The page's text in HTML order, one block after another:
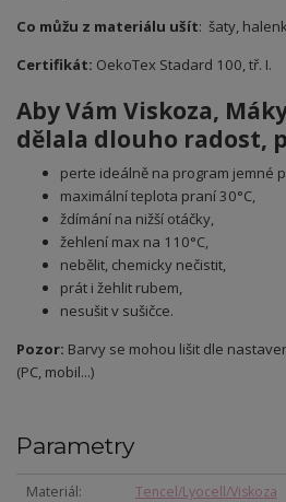
Co můžu z materiálu ušít: šaty,
Certifikát: OekoTex Stadard 100, tř. I.
Aby Vám Viskoza,
dělala dlouho radost,
perte ideálně na program jemné
maximální teplota praní 30°C,
ždímání na nižší otáčky,
žehlení max na 110°C,
nebělit, chemicky nečistit,
prát i žehlit rubem,
nesušit v sušičce.
Pozor: Barvy se mohou lišit dle
(PC, mobil...)
Parametry
Materiál Tencel/Lyocell/Viskoza